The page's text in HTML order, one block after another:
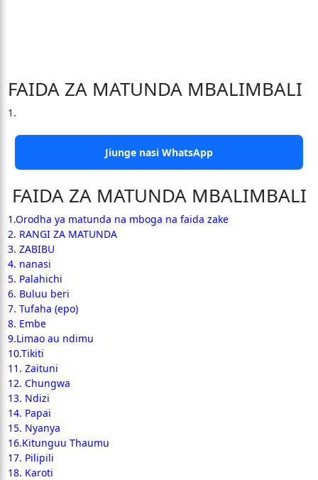
FAIDA ZA MATUNDA MBALIMBALI
1.
Jiunge nasi WhatsApp
FAIDA ZA MATUNDA MBALIMBALI
1.Orodha ya matunda na mboga na faida zake
2. RANGI ZA MATUNDA
3. ZABIBU
4. nanasi
5. Palahichi
6. Buluu beri
7. Tufaha (epo)
8. Embe
9.Limao au ndimu
10.Tikiti
11. Zaituni
12. Chungwa
13. Ndizi
14. Papai
15. Nyanya
16.Kitunguu Thaumu
17. Pilipili
18. Karoti